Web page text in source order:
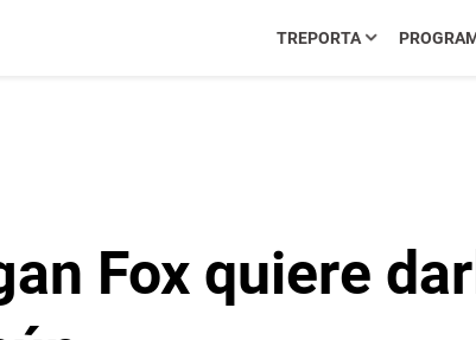
TREPORTA
Fox quiere